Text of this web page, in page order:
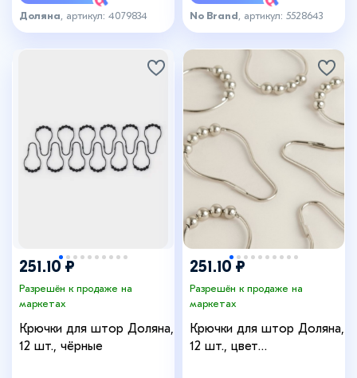
Доляна , артикул: 4079834 No Brand , артикул: 5528643
251.10 ₽
Разрешён к продаже на
маркетах
Крючки для штор Доляна,
12 шт., чёрные
+1
251.10 ₽
Разрешён к продаже на
маркетах
Крючки для штор Доляна,
12 шт., цвет